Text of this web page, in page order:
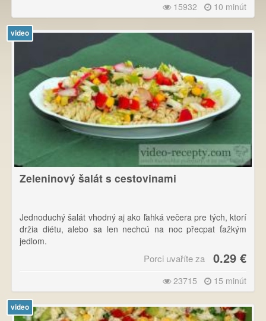
15932 10 minút
video
Zeleninový šalát s cestovinami
Jednoduchý šalát vhodný aj ako ľahká večera pre tých, ktorí
držia diétu, alebo sa len nechcú na noc přecpat ťažkým
jedlom.
Porci uvaříte za 0.29 €
23715 15 minút
video